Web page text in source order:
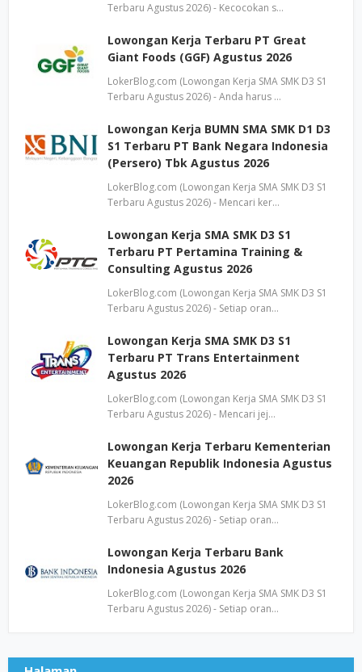
Terbaru Agustus 2026) - Kecocokan s…
Lowongan Kerja Terbaru PT Great
Giant Foods (GGF) Agustus 2026
LokerBlog.com (Lowongan Kerja SMA SMK D3 S1
Terbaru Agustus 2026) - Anda harus …
Lowongan Kerja BUMN SMA SMK D1 D3
S1 Terbaru PT Bank Negara Indonesia
(Persero) Tbk Agustus 2026
LokerBlog.com (Lowongan Kerja SMA SMK D3 S1
Terbaru Agustus 2026) - Mencari ker…
Lowongan Kerja SMA SMK D3 S1
Terbaru PT Pertamina Training &
Consulting Agustus 2026
LokerBlog.com (Lowongan Kerja SMA SMK D3 S1
Terbaru Agustus 2026) - Setiap oran…
Lowongan Kerja SMA SMK D3 S1
Terbaru PT Trans Entertainment
Agustus 2026
LokerBlog.com (Lowongan Kerja SMA SMK D3 S1
Terbaru Agustus 2026) - Mencari jej…
Lowongan Kerja Terbaru Kementerian
Keuangan Republik Indonesia Agustus
2026
LokerBlog.com (Lowongan Kerja SMA SMK D3 S1
Terbaru Agustus 2026) - Setiap oran…
Lowongan Kerja Terbaru Bank
Indonesia Agustus 2026
LokerBlog.com (Lowongan Kerja SMA SMK D3 S1
Terbaru Agustus 2026) - Setiap oran…